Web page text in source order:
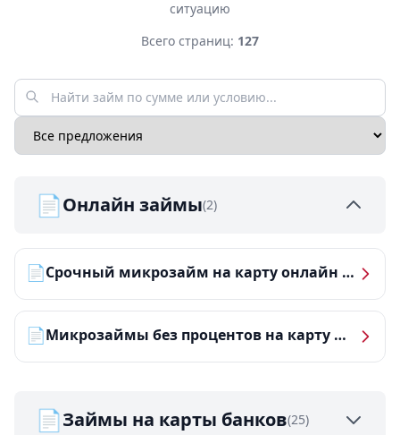
ситуацию
Всего страниц: 127
📄Онлайн займы(2)
📄 Срочный микрозайм на карту онлайн — получить деньги за 5 минут
📄 Микрозаймы без процентов на карту — ТОП-10 за 2026 год
📄Займы на карты банков(25)